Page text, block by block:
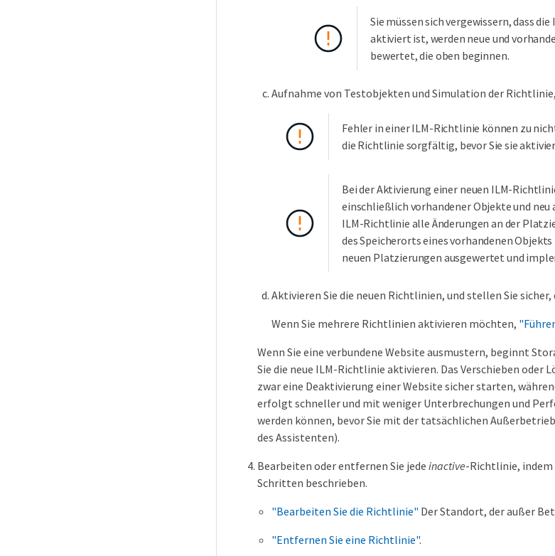
Sie müssen sich vergewissern, dass
aktiviert ist, werden neue und
bewertet, die oben beginnen.
Aufnahme von Testobjekten und Simulation der
Fehler in einer ILM-Richtlinie können zu
die Richtlinie sorgfältig, bevor Sie sie
Bei der Aktivierung einer neuen ILM-
einschließlich vorhandener Objekte und
ILM-Richtlinie alle Änderungen an der
des Speicherorts eines vorhandenen
neuen Platzierungen ausgewertet und
Aktivieren Sie die neuen Richtlinien, und stellen Sie
Wenn Sie mehrere Richtlinien aktivieren möchten,
Wenn Sie eine verbundene Website ausmustern, beginnt
Sie die neue ILM-Richtlinie aktivieren. Das Verschieben oder
zwar eine Deaktivierung einer Website sicher starten,
erfolgt schneller und mit weniger Unterbrechungen und
werden können, bevor Sie mit der tatsächlichen
des Assistenten).
Bearbeiten oder entfernen Sie jede inactive-Richtlinie, indem
Schritten beschrieben.
"Bearbeiten Sie die Richtlinie" Der Standort, der außer
"Entfernen Sie eine Richtlinie".